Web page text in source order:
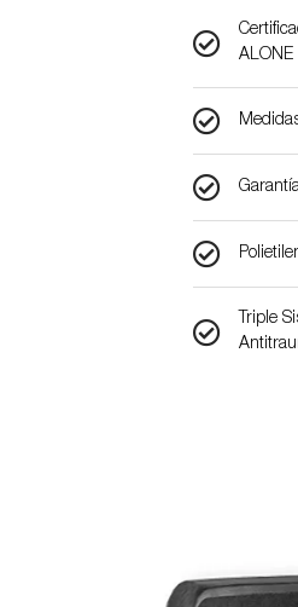
ALONE​
Triple